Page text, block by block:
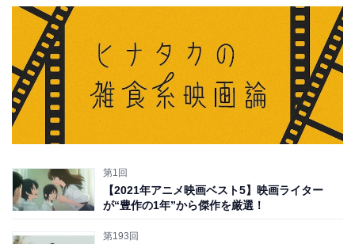
第1回
【2021年アニメ映画ベスト5】映画ライター
が“豊作の1年”から傑作を厳選！
第193回